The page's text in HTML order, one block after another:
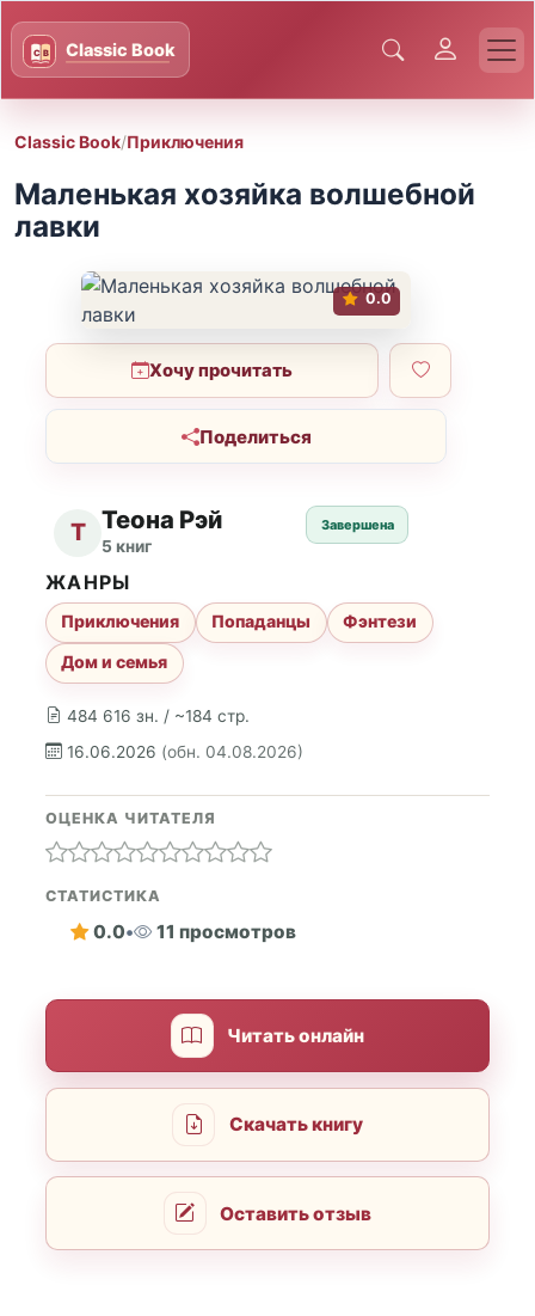
Classic Book/Приключения
Маленькая хозяйка волшебной
лавки
0.0
Хочу прочитать
Поделиться
Т Теона Рэй
5 книг
Завершена
484 616 зн. / ~184 стр.
16.06.2026 (обн. 04.08.2026)
ЖАНРЫ
Приключения Попаданцы
Фэнтези
Дом и семья
ОЦЕНКА ЧИТАТЕЛЯ
СТАТИСТИКА
0.0• 11 просмотров
Читать онлайн
Скачать книгу
Оставить отзыв